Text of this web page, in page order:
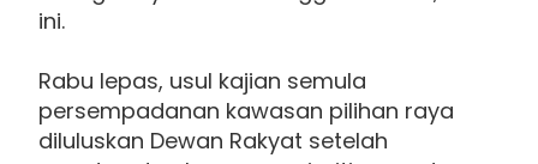
ini.
Rabu lepas, usul kajian semula
persempadanan kawasan pilihan raya
diluluskan Dewan Rakyat setelah